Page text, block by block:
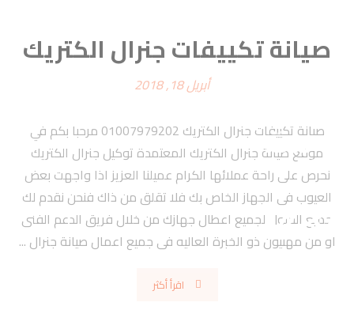
صيانة تكييفات جنرال الكتريك
أبريل 18, 2018
صيانة تكييفات جنرال الكتريك 01007979202 مرحبا بكم في
موقع صيانة جنرال الكتريك المعتمدة توكيل جنرال الكتريك
نحرص على راحة عملائها الكرام عميلنا العزيز اذا واجهت بعض
العيوب فى الجهاز الخاص بك فلا تقلق من ذاك فنحن نقدم لك
جميع الحلول لجميع اعطال جهازك من خلال فريق الدعم الفنى
او من مهنيون ذو الخبرة العاليه فى جميع اعمال صيانة جنرال ...
اقرأ أكثر